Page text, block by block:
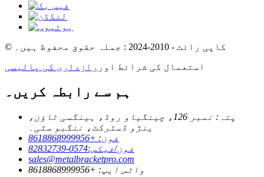
© کاپی رائٹ - 2010-2024 : جملہ حقوق محفوظ ہیں۔
استعمال کی شرائط اور رازداری کی پالیسی
ہم سے رابطہ کریں۔
پتہ: نمبر 126، چینگیاو روڈ، ہینگسی ٹاؤن،
ینژو ڈسٹرکٹ، ننگبو سٹی۔
فون: +8618868999956
فون/فیکس:0574-82832739
sales@metalbracketpro.com
واٹس ایپ: +8618868999956